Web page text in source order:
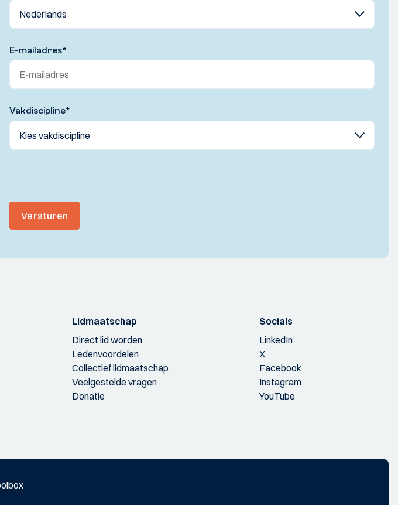
E-mailadres*
Vakdiscipline*
Versturen
Lidmaatschap
Direct lid worden
Ledenvoordelen
Collectief lidmaatschap
Veelgestelde vragen
Donatie
Socials
LinkedIn
X
Facebook
Instagram
YouTube